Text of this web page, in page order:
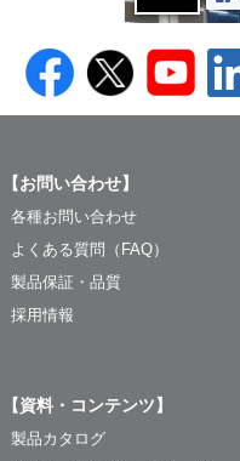
【お問い合わせ】
各種お問い合わせ
よくある質問（FAQ）
製品保証・品質
採用情報
【資料・コンテンツ】
製品カタログ